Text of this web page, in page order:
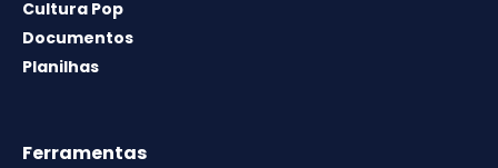
Cultura Pop
Documentos
Planilhas
Ferramentas